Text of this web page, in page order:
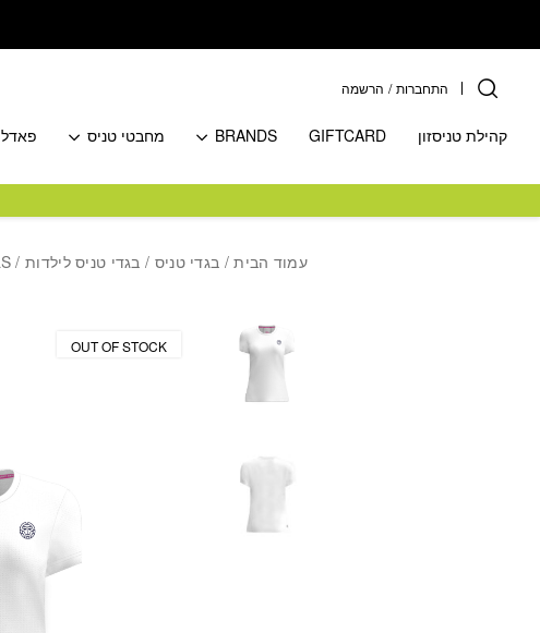
התחברות / הרשמה
קהילת טניסזון GIFTCARD
BRANDS מחבטי טניס פאדל
עמוד הבית/ בגדי טניס / בגדי טניס לילדות/ BIDI BADU CREW GIRLS TEE GIRLS חולצת טניס ילדות בידי באדו
OUT OF STOCK